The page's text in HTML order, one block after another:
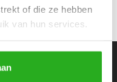
of die ze hebben
van hun services.